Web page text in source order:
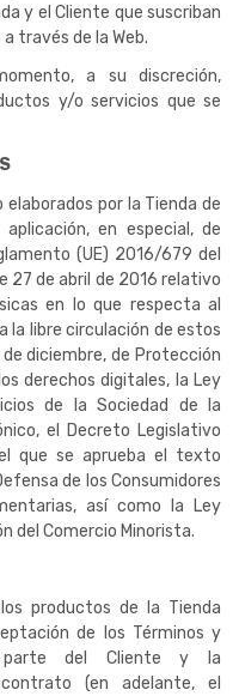
y el Cliente que suscriban
través de la Web.
a su discreción,
y/o servicios que se
elaborados por la Tienda de
en especial, de
(UE) 2016/679 del
27 de abril de 2016 relativo
en lo que respecta al
libre circulación de estos
diciembre, de Protección
derechos digitales, la Ley
de la Sociedad de la
el Decreto Legislativo
que se aprueba el texto
de los Consumidores
así como la Ley
del Comercio Minorista.
productos de la Tienda
de los Términos y
parte del Cliente y la
(en adelante, el